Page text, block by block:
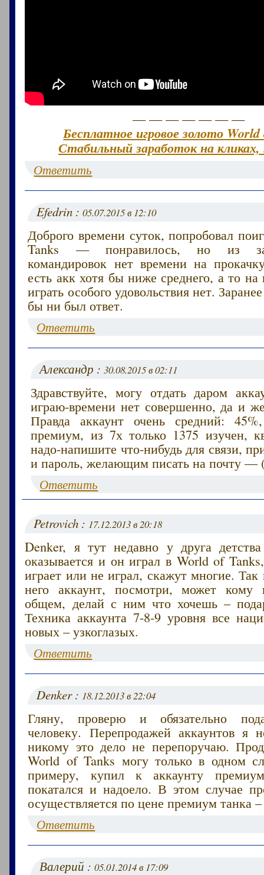
— — — — — — —
Бесплатное игровое золото
Стабильный заработок на кликах,
Ответить
Efedrin :05.07.2015 в 12:10
Доброго времени суток, попробовал
Tanks — понравилось, но из за
командировок нет времени на
есть акк хотя бы ниже среднего, а то на
играть особого удовольствия нет.
бы ни был ответ.
Ответить
Александр :30.08.2015 в 02:11
Здравствуйте, могу отдать даром
играю-времени нет совершенно, да и
Правда аккаунт очень средний:
премиум, из 7х только 1375 изучен,
надо-напишите что-нибудь для связи,
и пароль, желающим писать на почту —
Ответить
Petrovich : 17.12.2013 в 20:18
Denker, я тут недавно у друга
оказывается и он играл в World of
играет или не играл, скажут многие. Так
него аккаунт, посмотри, может кому
общем, делай с ним что хочешь –
Техника аккаунта 7-8-9 уровня все
новых – узкоглазых.
Ответить
Denker : 18.12.2013 в 22:04
Гляну, проверю и обязательно
человеку. Перепродажей аккаунтов я
никому это дело не перепоручаю.
World of Tanks могу только в одном
примеру, купил к аккаунту
покатался и надоело. В этом случае
осуществляется по цене премиум танка
Ответить
Валерий :05.01.2014 в 17:09